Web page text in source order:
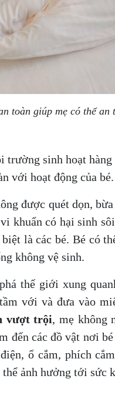
toàn giúp mẹ có thể
trường sinh hoạt
với hoạt động của bé.
được quét dọn,
khuẩn có hại sinh
là các bé. Bé có
không vệ sinh.
thế giới xung
với và đưa vào
vượt trội, mẹ không
đến các đồ vật nơi
ổ cắm, phích
ảnh hưởng tới sức